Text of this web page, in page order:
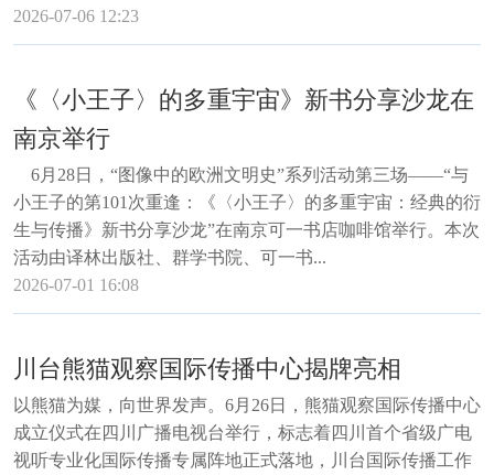
2026-07-06 12:23
《〈小王子〉的多重宇宙》新书分享沙龙在
南京举行
6月28日，“图像中的欧洲文明史”系列活动第三场——“与
小王子的第101次重逢：《〈小王子〉的多重宇宙：经典的衍
生与传播》新书分享沙龙”在南京可一书店咖啡馆举行。本次
活动由译林出版社、群学书院、可一书...
2026-07-01 16:08
川台熊猫观察国际传播中心揭牌亮相
以熊猫为媒，向世界发声。6月26日，熊猫观察国际传播中心
成立仪式在四川广播电视台举行，标志着四川首个省级广电
视听专业化国际传播专属阵地正式落地，川台国际传播工作